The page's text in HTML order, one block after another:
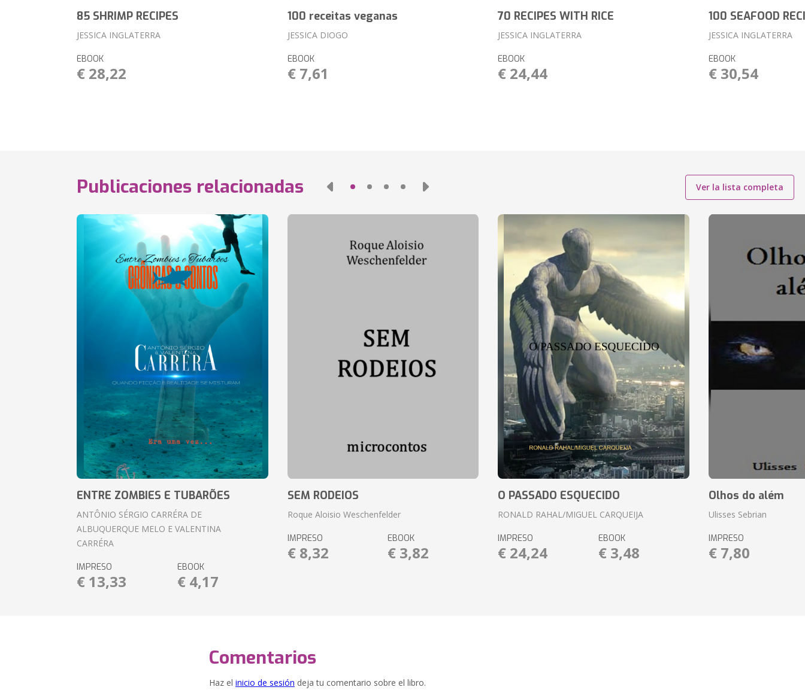
85 SHRIMP RECIPES
JESSICA INGLATERRA
EBOOK
€ 28,22
100 receitas veganas
JESSICA DIOGO
EBOOK
€ 7,61
70 RECIPES WITH RICE
JESSICA INGLATERRA
EBOOK
€ 24,44
100 SEAFOOD
JESSICA INGLATERRA
EBOOK
€ 30,54
Publicaciones relacionadas Ver la lista completa
ENTRE ZOMBIES E TUBARÕES
ANTÔNIO SÉRGIO CARRÉRA DE
ALBUQUERQUE MELO E VALENTINA
CARRÉRA
IMPRESO
€ 13,33
EBOOK
€ 4,17
SEM RODEIOS
Roque Aloisio Weschenfelder
IMPRESO
€ 8,32
EBOOK
€ 3,82
O PASSADO ESQUECIDO
RONALD RAHAL/MIGUEL CARQUEIJA
IMPRESO
€ 24,24
EBOOK
€ 3,48
Olhos do além
Ulisses Sebrian
IMPRESO
€ 7,80
Comentarios
Haz el inicio de sesión deja tu comentario sobre el libro.